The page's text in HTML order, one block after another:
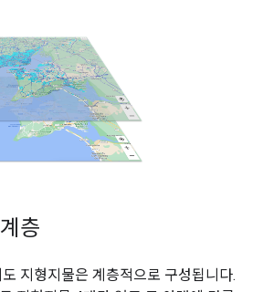
층
지형지물은 계층적으로 구성됩니다.